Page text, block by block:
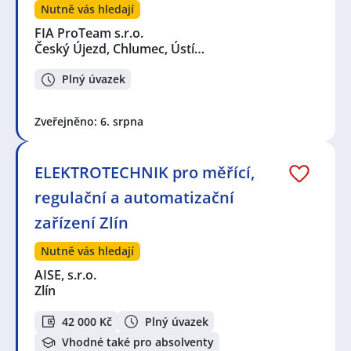
Nutně vás hledají
FIA ProTeam s.r.o.
Český Újezd, Chlumec, Ústí…
Plný úvazek
Zveřejněno: 6. srpna
ELEKTROTECHNIK pro měřící,
regulační a automatizační
zařízení Zlín
Nutně vás hledají
AISE, s.r.o.
Zlín
42 000 Kč
Plný úvazek
Vhodné také pro absolventy